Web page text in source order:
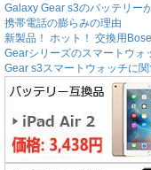
Galaxy Gear s3のバッテリー
携帯電話の膨らみの理由
新製品！ ホット！ 交換用
Gearシリーズのスマートウォ
Gear s3スマートウォッチに